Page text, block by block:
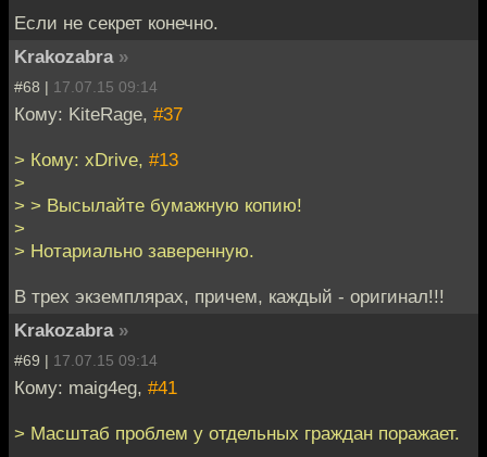
Если не секрет конечно.
Krakozabra »
#68 | 17.07.15 09:14
Кому: KiteRage, #37
> Кому: xDrive, #13
>
> > Высылайте бумажную копию!
>
> Нотариально заверенную.
В трех экземплярах, причем, каждый - оригинал!!!
Krakozabra »
#69 | 17.07.15 09:14
Кому: maig4eg, #41
> Масштаб проблем у отдельных граждан поражает.